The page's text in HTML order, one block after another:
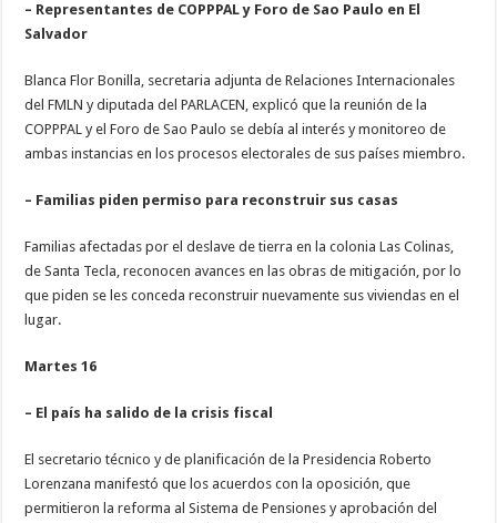
– Representantes de COPPPAL y Foro de Sao Paulo en El
Salvador
Blanca Flor Bonilla, secretaria adjunta de Relaciones Internacionales
del FMLN y diputada del PARLACEN, explicó que la reunión de la
COPPPAL y el Foro de Sao Paulo se debía al interés y monitoreo de
ambas instancias en los procesos electorales de sus países miembro.
– Familias piden permiso para reconstruir sus casas
Familias afectadas por el deslave de tierra en la colonia Las Colinas,
de Santa Tecla, reconocen avances en las obras de mitigación, por lo
que piden se les conceda reconstruir nuevamente sus viviendas en el
lugar.
Martes 16
– El país ha salido de la crisis fiscal
El secretario técnico y de planificación de la Presidencia Roberto
Lorenzana manifestó que los acuerdos con la oposición, que
permitieron la reforma al Sistema de Pensiones y aprobación del